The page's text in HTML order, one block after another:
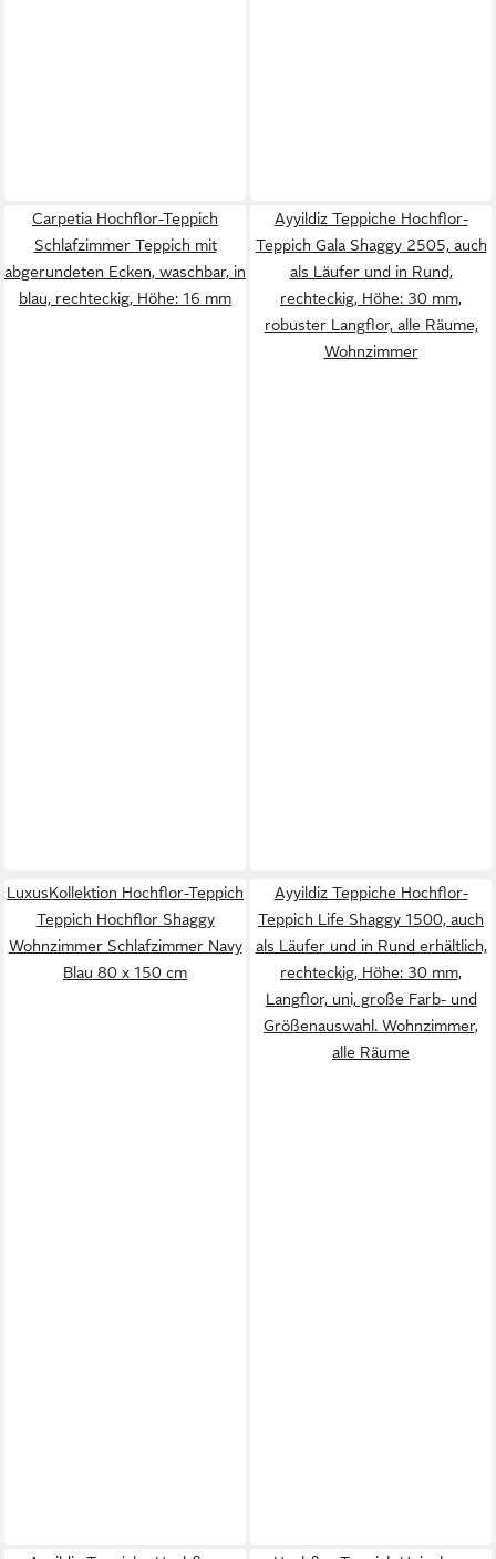
Carpetia Hochflor-Teppich
Schlafzimmer Teppich mit
abgerundeten Ecken, waschbar, in
blau, rechteckig, Höhe: 16 mm
Ayyildiz Teppiche Hochflor-
Teppich Gala Shaggy 2505, auch
als Läufer und in Rund,
rechteckig, Höhe: 30 mm,
robuster Langflor, alle Räume,
Wohnzimmer
LuxusKollektion Hochflor-Teppich
Teppich Hochflor Shaggy
Wohnzimmer Schlafzimmer Navy
Blau 80 x 150 cm
Ayyildiz Teppiche Hochflor-
Teppich Life Shaggy 1500, auch
als Läufer und in Rund erhältlich,
rechteckig, Höhe: 30 mm,
Langflor, uni, große Farb- und
Größenauswahl. Wohnzimmer,
alle Räume